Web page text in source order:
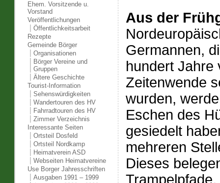
Ehem. Vorsitzende u.
Vorstand
Veröffentlichungen
Öffentlichkeitsarbeit
Rezepte
Gemeinde Börger
Organisationen
Börger Vereine und
Gruppen
Ältere Geschichte
Tourist-Information
Sehenswürdigkeiten
Wandertouren des HV
Fahrradtouren des HV
Zimmer Verzeichnis
Interessante Seiten
Ortsteil Dosfeld
Ortsteil Nordkamp
Heimatverein ASD
Webseiten Heimatvereine
Use Borger Jahresschriften
Ausgaben 1991 – 1999
Aus der
Germannen,
hundert Jahre
Zeitenwende
wurden,
Eschen des
gesiedelt
mehreren
Dieses